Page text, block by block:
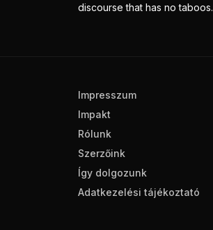
discourse that has no taboos.
Impresszum
Impakt
Rólunk
Szerzőink
Így dolgozunk
Adatkezelési tájékoztató